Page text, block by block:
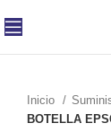
Inicio
BOTELLA